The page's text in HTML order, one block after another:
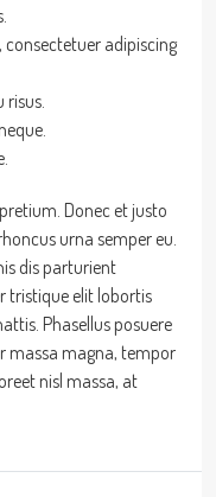
adipiscing
Donec et justo
urna semper eu.
dis parturient
tristique elit lobortis
Phasellus posuere
massa magna, tempor
nisl massa, at